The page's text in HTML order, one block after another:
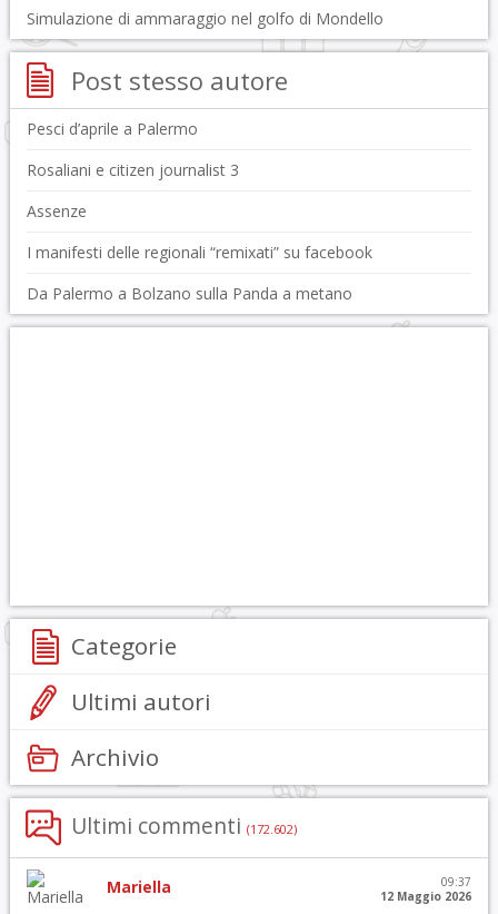
Simulazione di ammaraggio nel golfo di Mondello
Post stesso autore
Pesci d’aprile a Palermo
Rosaliani e citizen journalist 3
Assenze
I manifesti delle regionali “remixati” su facebook
Da Palermo a Bolzano sulla Panda a metano
Categorie
Ultimi autori
Archivio
Ultimi commenti (172.602)
Mariella
09:37
12 Maggio 2026